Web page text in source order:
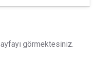
görmektesiniz.